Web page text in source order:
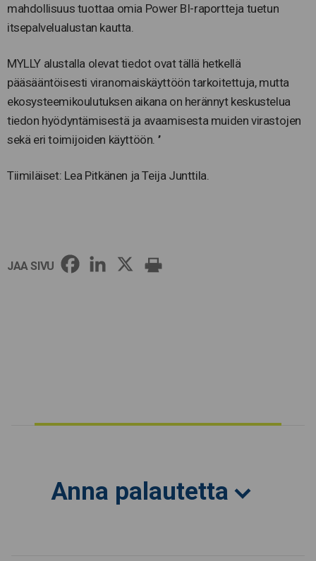
mahdollisuus tuottaa omia Power BI-raportteja tuetun
itsepalvelualustan kautta.
MYLLY alustalla olevat tiedot ovat tällä hetkellä
pääsääntöisesti viranomaiskäyttöön tarkoitettuja, mutta
ekosysteemikoulutuksen aikana on herännyt keskustelua
tiedon hyödyntämisestä ja avaamisesta muiden virastojen
sekä eri toimijoiden käyttöön. ’’
Tiimiläiset: Lea Pitkänen ja Teija Junttila.
JAA SIVU
Anna palautetta